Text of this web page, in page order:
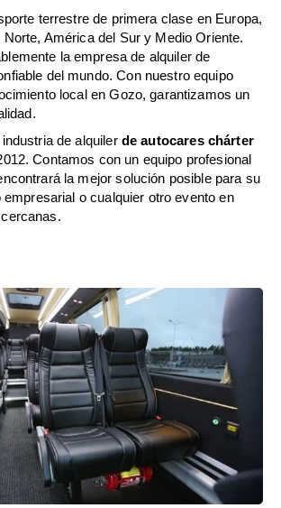
terrestre de primera clase en Europa,
América del Sur y Medio Oriente.
la empresa de alquiler de
del mundo. Con nuestro equipo
local en Gozo, garantizamos un
de alquiler de autocares chárter
Contamos con un equipo profesional
la mejor solución posible para su
empresarial o cualquier otro evento en